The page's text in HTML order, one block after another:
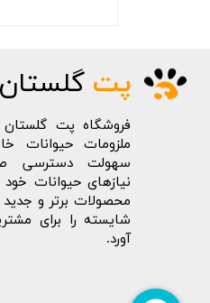
پت گلستان
فروشگاه پت
ملزومات حیوانات
سهولت دسترسی
نیازهای حیوانات خود
محصولات برتر و
شایسته را برای
آورد.